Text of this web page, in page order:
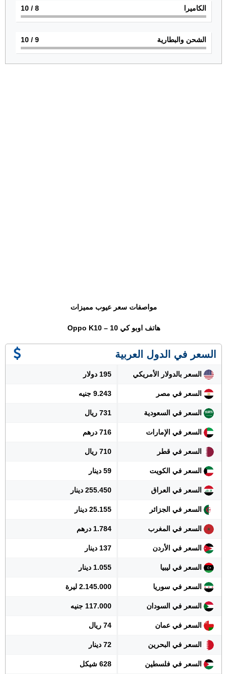
الكاميرا 8
/ 10
الشحن والبطارية 9
/ 10
مواصفات سعر عيوب مميزات
هاتف اوبو كي 10 – Oppo K10
السعر في الدول العربية
السعر بالدولار الأمريكي 195 دولار
السعر في مصر 9.243 جنيه
السعر في السعودية 731 ريال
السعر في الإمارات 716 درهم
السعر في قطر 710 ريال
السعر في الكويت 59 دينار
السعر في العراق 255.450 دينار
السعر في الجزائر 25.155 دينار
السعر في المغرب 1.784 درهم
السعر في الأردن 137 دينار
السعر في ليبيا 1.055 دينار
السعر في سوريا 2.145.000 ليرة
السعر في السودان 117.000 جنيه
السعر في عمان 74 ريال
السعر في البحرين 72 دينار
السعر في فلسطين 628 شيكل